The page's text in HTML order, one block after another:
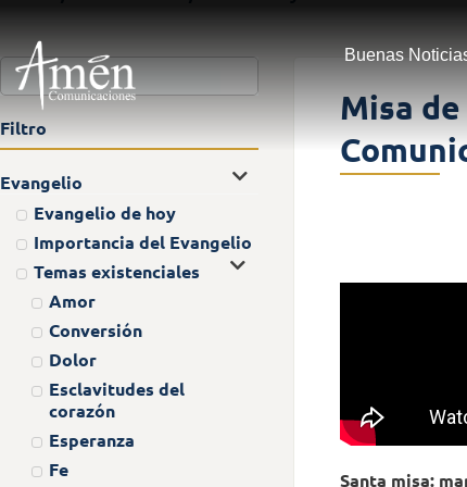
Buenas
Filtro
Evangelio
Evangelio de hoy
Importancia del Evangelio
Temas existenciales
Amor
Conversión
Dolor
Esclavitudes del
corazón
Esperanza
Fe
Misa
Santa misa: